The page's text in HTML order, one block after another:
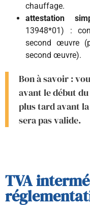
chauffage.
attestation
13948*01) :
second œuvre
second œuvre).
Bon à savoir :
avant le début
plus tard avant
sera pas valide.
TVA